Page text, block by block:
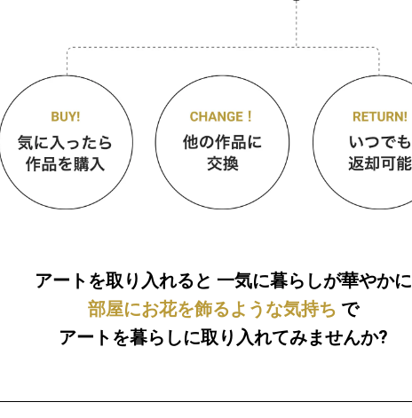
アートを取り入れると 一気に暮らしが華やかに
部屋にお花を飾るような気持ち で
アートを暮らしに取り入れてみませんか?